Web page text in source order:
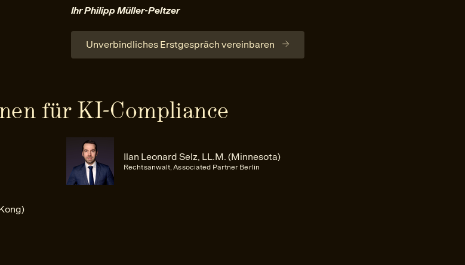
Ihr Philipp Müller-Peltzer
Unverbindliches Erstgespräch vereinbaren
für KI-Compliance
Ilan Leonard Selz, LL.M. (Minnesota)
Rechtsanwalt, Associated Partner Berlin